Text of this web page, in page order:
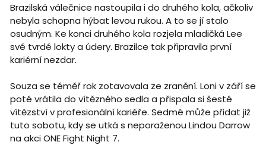
Brazilská válečnice nastoupila i do druhého kola, ačkoliv
nebyla schopna hýbat levou rukou. A to se jí stalo
osudným. Ke konci druhého kola rozjela mladičká Lee
své tvrdé lokty a údery. Brazilce tak připravila první
kariérní nezdar.
Souza se téměř rok zotavovala ze zranění. Loni v září se
poté vrátila do vítězného sedla a přispala si šesté
vítězství v profesionální kariéře. Sedmé může přidat již
tuto sobotu, kdy se utká s neporaženou Lindou Darrow
na akci ONE Fight Night 7.